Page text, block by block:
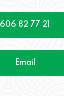
606 82 77 21
Email